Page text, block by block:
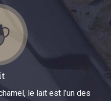
le lait est l’un des